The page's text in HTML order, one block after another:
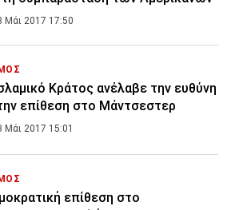
Μάι 2017 17:50
Κράτος ανέλαβε την ευθύνη
επίθεση στο Μάντσεστερ
Μάι 2017 15:01
επίθεση στο